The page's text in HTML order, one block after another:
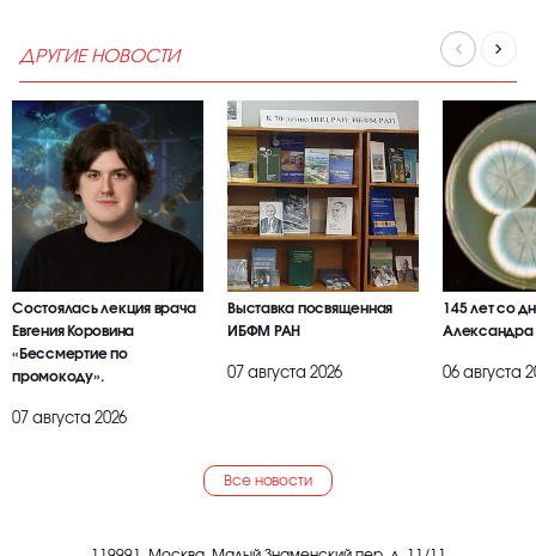
ДРУГИЕ НОВОСТИ
Состоялась лекция врача
Евгения Коровина
«Бессмертие по
промокоду».
07 августа 2026
Выставка посвященная
ИБФМ РАН
07 августа 2026
145 лет со
Александра
06 августа
Все новости